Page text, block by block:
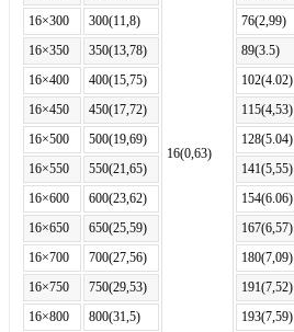
16(0,63)
16×300
300(11,8)
76(2,99)
16×350
350(13,78)
89(3.5)
16×400
400(15,75)
102(4.02)
16×450
450(17,72)
115(4,53)
16×500
500(19,69)
128(5.04)
16×550
550(21,65)
141(5,55)
16×600
600(23,62)
154(6.06)
16×650
650(25,59)
167(6,57)
16×700
700(27,56)
180(7,09)
16×750
750(29,53)
191(7,52)
16×800
800(31,5)
193(7,59)